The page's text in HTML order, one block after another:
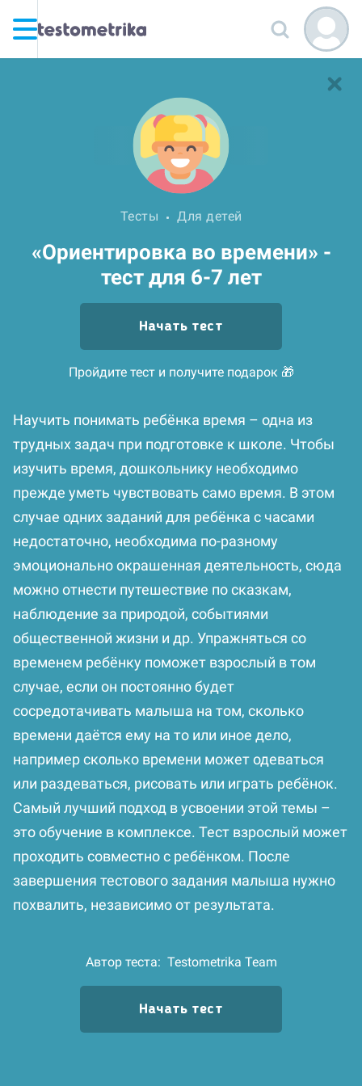
Тесты Для детей
«Ориентировка во времени» -
тест для 6-7 лет
Начать тест
Пройдите тест и получите подарок 🎁
Научить понимать ребёнка время – одна из
трудных задач при подготовке к школе. Чтобы
изучить время, дошкольнику необходимо
прежде уметь чувствовать само время. В этом
случае одних заданий для ребёнка с часами
недостаточно, необходима по-разному
эмоционально окрашенная деятельность, сюда
можно отнести путешествие по сказкам,
наблюдение за природой, событиями
общественной жизни и др. Упражняться со
временем ребёнку поможет взрослый в том
случае, если он постоянно будет
сосредотачивать малыша на том, сколько
времени даётся ему на то или иное дело,
например сколько времени может одеваться
или раздеваться, рисовать или играть ребёнок.
Самый лучший подход в усвоении этой темы –
это обучение в комплексе. Тест взрослый может
проходить совместно с ребёнком. После
завершения тестового задания малыша нужно
похвалить, независимо от результата.
Автор теста: Testometrika Team
Начать тест